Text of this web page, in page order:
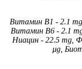
Витамин B1 - 2.1
Витамин B6 - 2.1
Ниацин - 22.5 mg,
μg,